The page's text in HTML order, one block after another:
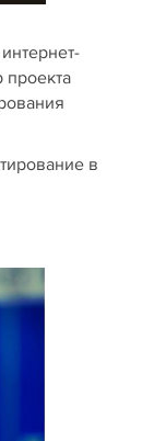
проекта
в